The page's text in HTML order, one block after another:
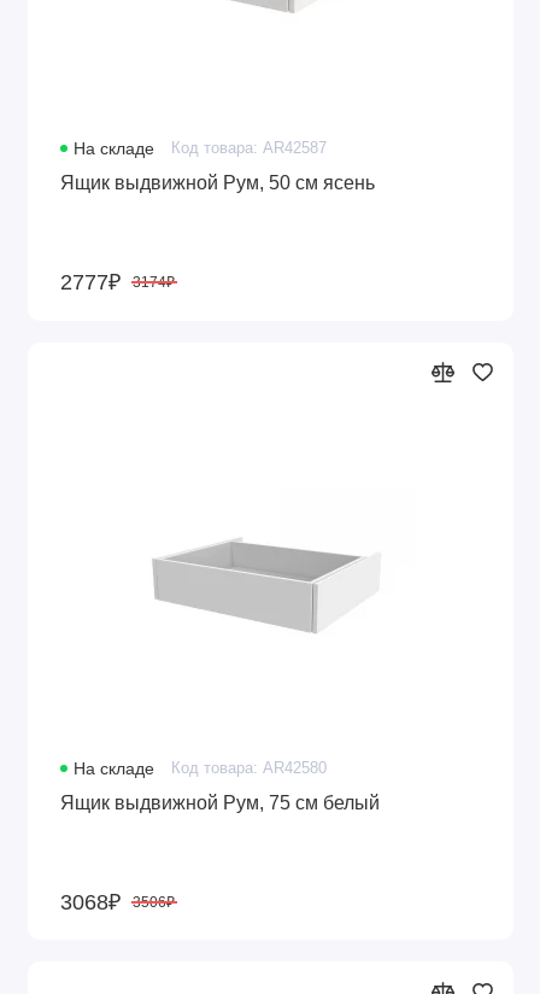
На складе Код товара: AR42587
Ящик выдвижной Рум, 50 см ясень
2777₽ 3174₽
На складе Код товара: AR42580
Ящик выдвижной Рум, 75 см белый
3068₽ 3506₽